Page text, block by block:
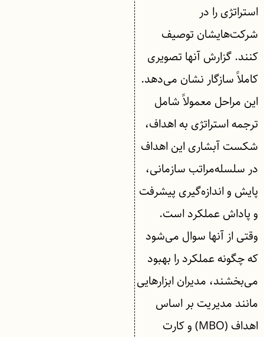
استراتژی را در
شرکت‌هایشان توصیف
کنند. گزارش آنها تصویری
کاملاً سازگار نشان می‌دهد.
این مراحل معمولاً شامل
ترجمه استراتژی به اهداف،
شکست آبشاری این اهداف
در سلسله‌مراتب سازمانی،
پایش و اندازه‌گیری پیشرفت
و پاداش عملکرد است.
وقتی از آنها سوال می‌شود
که چگونه عملکرد را بهبود
می‌بخشند، مدیران ابزارهایی
مانند مدیریت بر اساس
اهداف (MBO) و کارت